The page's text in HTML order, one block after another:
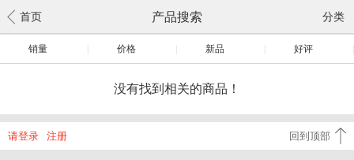
首页 产品搜索 分类
销量 价格 新品 好评
没有找到相关的商品！
请登录 注册 回到顶部